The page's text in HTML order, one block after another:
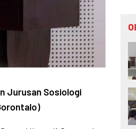
Jurusan Sosiologi